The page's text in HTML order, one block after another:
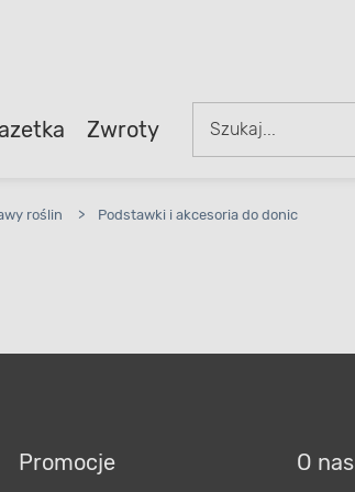
Zwroty
roślin > Podstawki i akcesoria do donic
Promocje O nas